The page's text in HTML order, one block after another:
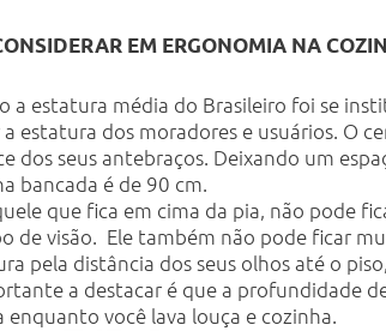
EM ERGONOMIA NA
a estatura média do Brasileiro foi se
estatura dos moradores e usuários. O
dos seus antebraços. Deixando um
bancada é de 90 cm.
que fica em cima da pia, não pode
de visão. Ele também não pode ficar
pela distância dos seus olhos até o
a destacar é que a profundidade
enquanto você lava louça e cozinha.